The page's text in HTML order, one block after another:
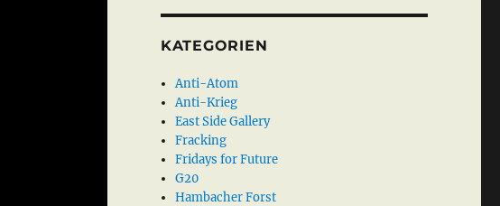
KATEGORIEN
Anti-Atom
Anti-Krieg
East Side Gallery
Fracking
Fridays for Future
G20
Hambacher Forst